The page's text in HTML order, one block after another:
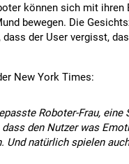
können sich mit ihren
bewegen. Die
der User vergisst,
New York Times:
Roboter-Frau, eine
den Nutzer was
Und natürlich spielen